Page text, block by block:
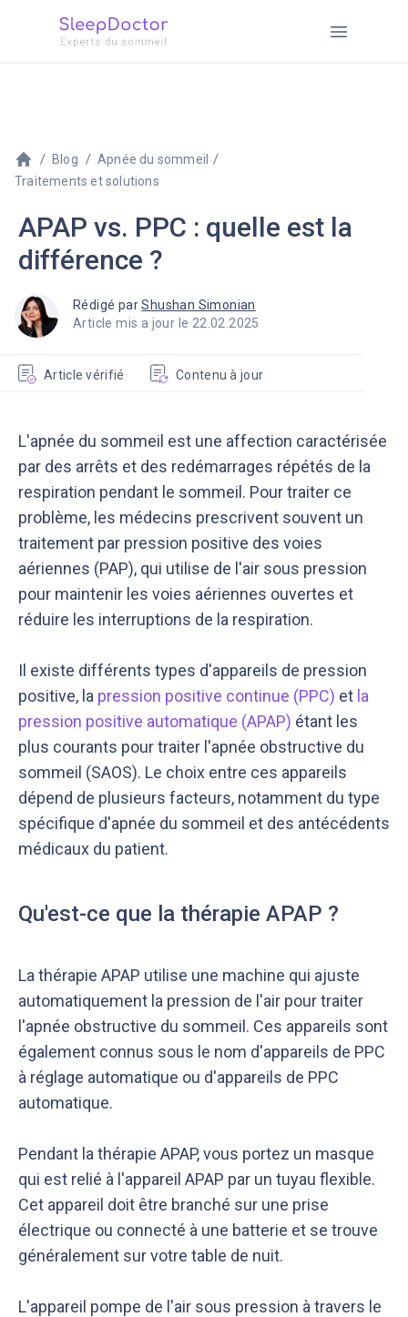
Blog
Apnée du sommeil
Traitements et solutions
APAP vs. PPC : quelle est la
différence ?
Rédigé parShushan Simonian
Article vérifié Contenu à jour
Article mis a jour le 22.02.2025
L'apnée du sommeil est une affection caractérisée
par des arrêts et des redémarrages répétés de la
respiration pendant le sommeil. Pour traiter ce
problème, les médecins prescrivent souvent un
traitement par pression positive des voies
aériennes (PAP), qui utilise de l'air sous pression
pour maintenir les voies aériennes ouvertes et
réduire les interruptions de la respiration.
Il existe différents types d'appareils de pression
positive, la pression positive continue (PPC) et la
pression positive automatique (APAP) étant les
plus courants pour traiter l'apnée obstructive du
sommeil (SAOS). Le choix entre ces appareils
dépend de plusieurs facteurs, notamment du type
spécifique d'apnée du sommeil et des antécédents
médicaux du patient.
Qu'est-ce que la thérapie APAP ?
La thérapie APAP utilise une machine qui ajuste
automatiquement la pression de l'air pour traiter
l'apnée obstructive du sommeil. Ces appareils sont
également connus sous le nom d'appareils de PPC
à réglage automatique ou d'appareils de PPC
automatique.
Pendant la thérapie APAP, vous portez un masque
qui est relié à l'appareil APAP par un tuyau flexible.
Cet appareil doit être branché sur une prise
électrique ou connecté à une batterie et se trouve
généralement sur votre table de nuit.
L'appareil pompe de l'air sous pression à travers le